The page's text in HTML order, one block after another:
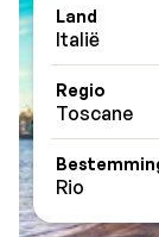
Land
Italië
Regio
Toscane
Rio